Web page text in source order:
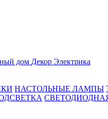
дом Декор Электрика
НАСТОЛЬНЫЕ ЛАМПЫ